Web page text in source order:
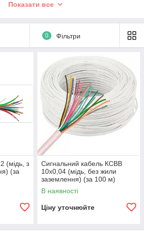
в бухтах від 100м.
Показати все
0 Фільтри
(мідь, з
(за
Сигнальний кабель КСВВ
10х0,04 (мідь, без жили
заземлення) (за 100 м)
В наявності
Ціну уточнюйте